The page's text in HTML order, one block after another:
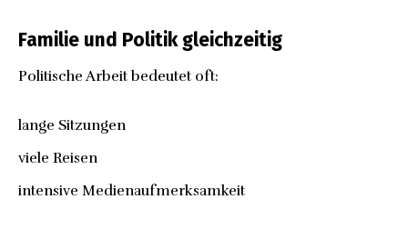
Familie und Politik gleichzeitig
Politische Arbeit bedeutet oft:
lange Sitzungen
viele Reisen
intensive Medienaufmerksamkeit